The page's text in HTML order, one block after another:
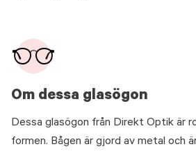
Om dessa glasögon
Dessa glasögon från Direkt Optik är
formen. Bågen är gjord av metal och